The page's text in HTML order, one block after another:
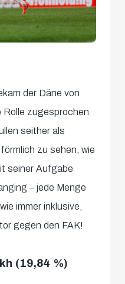
der Däne von
Rolle zugesprochen
seither als
zu sehen, wie
seiner Aufgabe
– jede Menge
immer inklusive,
gegen den FAK!
(19,84 %)